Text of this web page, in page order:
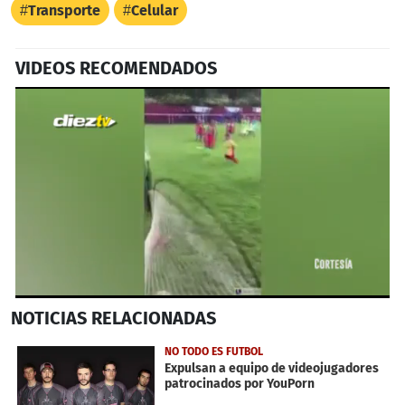
Transporte Celular
VIDEOS RECOMENDADOS
seconds
42
seconds
NOTICIAS RELACIONADAS
NO TODO ES FUTBOL
Expulsan a equipo de videojugadores
patrocinados por YouPorn